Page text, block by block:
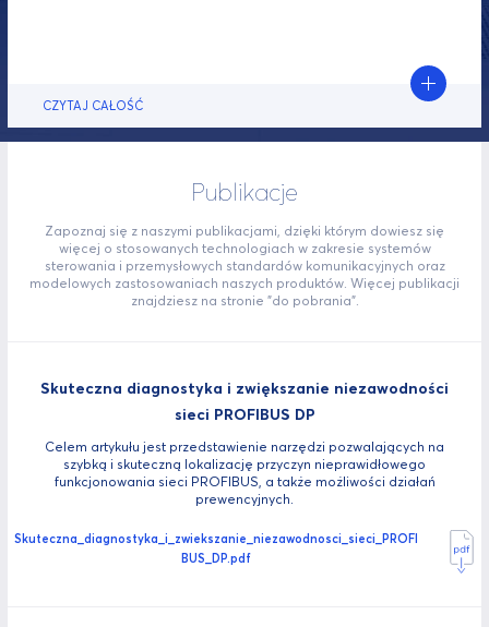
CZYTAJ CAŁOŚĆ
Publikacje
Zapoznaj się z naszymi publikacjami, dzięki którym dowiesz się
więcej o stosowanych technologiach w zakresie systemów
sterowania i przemysłowych standardów komunikacyjnych oraz
modelowych zastosowaniach naszych produktów. Więcej publikacji
znajdziesz na stronie "do pobrania".
Skuteczna diagnostyka i zwiększanie niezawodności
sieci PROFIBUS DP
Celem artykułu jest przedstawienie narzędzi pozwalających na
szybką i skuteczną lokalizację przyczyn nieprawidłowego
funkcjonowania sieci PROFIBUS, a także możliwości działań
prewencyjnych.
Skuteczna_diagnostyka_i_zwiekszanie_niezawodnosci_sieci_PROFI
BUS_DP.pdf